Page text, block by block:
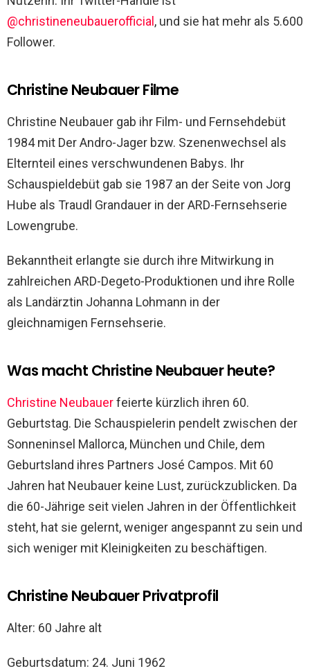
@christineneubauerofficial, und sie hat mehr als 5.600
Follower.
Christine Neubauer Filme
Christine Neubauer gab ihr Film- und Fernsehdebüt
1984 mit Der Andro-Jager bzw. Szenenwechsel als
Elternteil eines verschwundenen Babys. Ihr
Schauspieldebüt gab sie 1987 an der Seite von Jorg
Hube als Traudl Grandauer in der ARD-Fernsehserie
Lowengrube.
Bekanntheit erlangte sie durch ihre Mitwirkung in
zahlreichen ARD-Degeto-Produktionen und ihre Rolle
als Landärztin Johanna Lohmann in der
gleichnamigen Fernsehserie.
Was macht Christine Neubauer heute?
Christine Neubauerfeierte kürzlich ihren 60.
Geburtstag. Die Schauspielerin pendelt zwischen der
Sonneninsel Mallorca, München und Chile, dem
Geburtsland ihres Partners José Campos. Mit 60
Jahren hat Neubauer keine Lust, zurückzublicken. Da
die 60-Jährige seit vielen Jahren in der Öffentlichkeit
steht, hat sie gelernt, weniger angespannt zu sein und
sich weniger mit Kleinigkeiten zu beschäftigen.
Christine Neubauer Privatprofil
Alter: 60 Jahre alt
Geburtsdatum: 24. Juni 1962